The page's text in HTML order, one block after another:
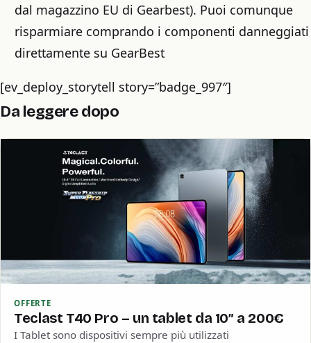
dal magazzino EU di Gearbest). Puoi comunque
risparmiare comprando i componenti danneggiati
direttamente su GearBest
[ev_deploy_storytell story=”badge_997″]
Da leggere dopo
OFFERTE
Teclast T40 Pro – un tablet da 10″ a 200€
I Tablet sono dispositivi sempre più utilizzati